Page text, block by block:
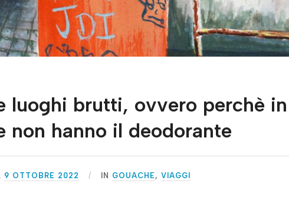
luoghi brutti, ovvero perchè in
non hanno il deodorante
9 OTTOBRE 2022 IN GOUACHE,VIAGGI